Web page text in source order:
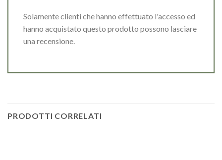
Solamente clienti che hanno effettuato l'accesso ed
hanno acquistato questo prodotto possono lasciare
una recensione.
PRODOTTI CORRELATI